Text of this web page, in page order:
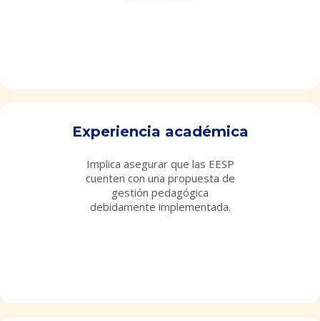
Experiencia académica
Implica asegurar que las EESP
cuenten con una propuesta de
gestión pedagógica
debidamente implementada.